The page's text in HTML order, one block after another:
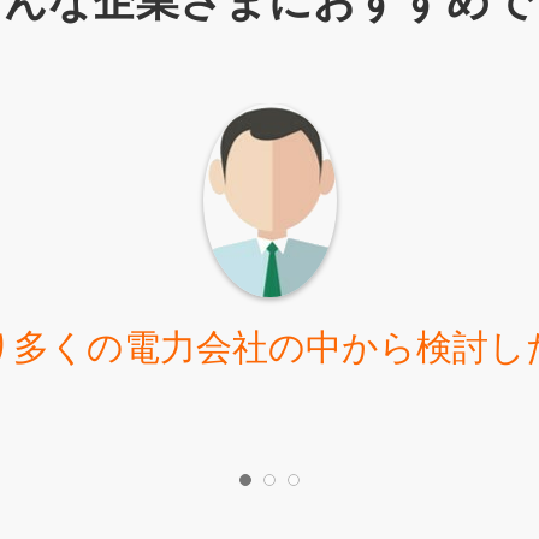
くの電力会社の中から検討し